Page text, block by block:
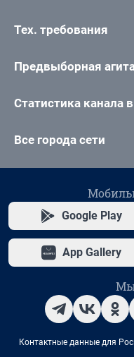
Тех. требования
Предвыборная
Статистика канала
Все города сети
Google Play
App Gallery
Мы
Контактные данные для